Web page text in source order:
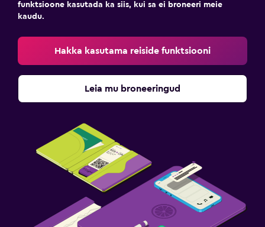
funktsioone kasutada ka siis, kui sa ei broneeri meie
kaudu.
Hakka kasutama reiside funktsiooni
Leia mu broneeringud